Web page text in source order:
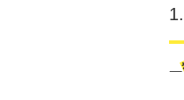
1.